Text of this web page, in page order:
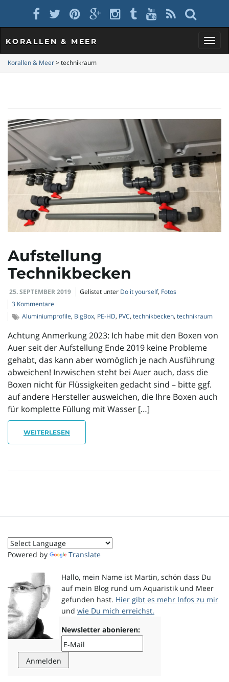
h
l
e
N
a
KORALLEN & MEER
Korallen & Meer>technikraum
Aufstellung
Technikbecken
25. SEPTEMBER 2019 Gelistet unter Do it yourself, Fotos
3 Kommentare
Aluminiumprofile, BigBox, PE-HD, PVC, technikbecken, technikraum
Achtung Anmerkung 2023: Ich habe mit den Boxen von
Auer seit der Aufstellung Ende 2019 keine Probleme
gehabt, das kann aber womöglich je nach Ausführung
abweichen! Inzwischen steht bei Auer auch, dass die
Boxen nicht für Flüssigkeiten gedacht sind – bitte ggf.
auf andere Hersteller ausweichen, die Ihre Boxen auch
für komplette Füllung mit Wasser […]
WEITERLESEN
Powered by Translate
Hallo, mein Name ist Martin, schön dass Du
auf mein Blog rund um Aquaristik und Meer
gefunden hast. Hier gibt es mehr Infos zu mir
und wie Du mich erreichst.
Newsletter abonieren: